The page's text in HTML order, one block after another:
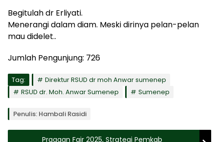
Begitulah dr Erliyati.
Menerangi dalam diam. Meski dirinya pelan-pelan
mau didelet..
Jumlah Pengunjung: 726
Tag:
Direktur RSUD dr moh Anwar sumenep
RSUD dr. Moh. Anwar Sumenep
Sumenep
Penulis: Hambali Rasidi
Pragaan Fair 2025, Strategi Pemkab